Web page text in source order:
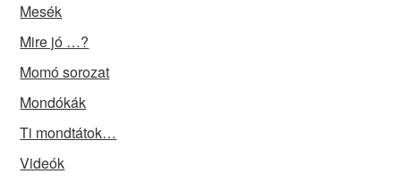
Mesék
Mire jó …?
Momó sorozat
Mondókák
Ti mondtátok…
Videók